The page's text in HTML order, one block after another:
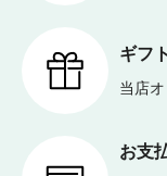
ギフ
当店
お支